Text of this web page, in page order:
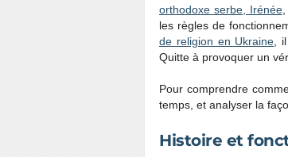
orthodoxe serbe, Irénée,
les règles de
de religion en Ukraine ,
Quitte à provoquer un
Pour comprendre
temps, et analyser la
Histoire et